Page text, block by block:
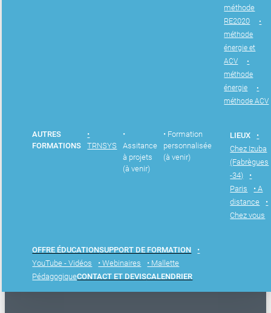
méthode
RE2020
•
méthode
énergie et
ACV
•
méthode
énergie
•
méthode ACV
AUTRES
FORMATIONS
•
TRNSYS
•
Assitance
à projets
(à venir)
• Formation
personnalisée
(à venir)
LIEUX
•
Chez Izuba
(Fabrègues
-34)
•
Paris
• A
distance
•
Chez vous
OFFRE ÉDUCATIONSUPPORT DE FORMATION
•
YouTube - Vidéos
• Webinaires
• Mallette
PédagogiqueCONTACT ET DEVISCALENDRIER